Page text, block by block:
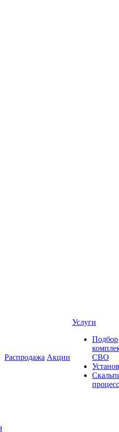
Распродажа Акции
Услуги
Подбор
СВО